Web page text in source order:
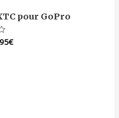
pour GoPro
€